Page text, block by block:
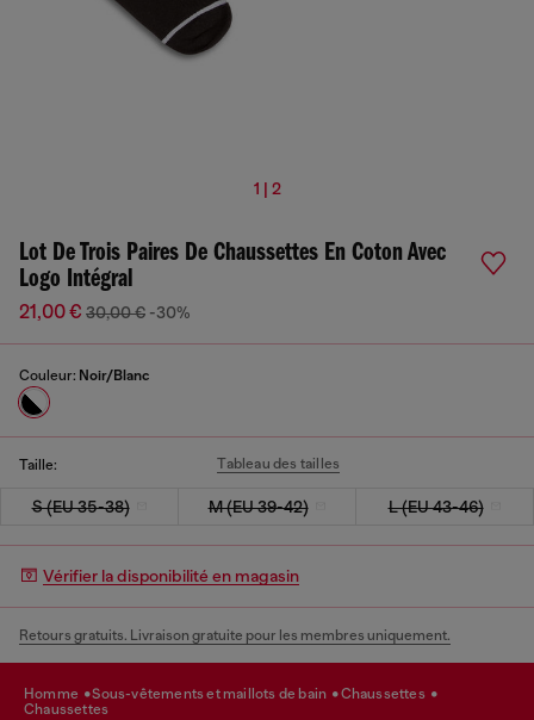
1 | 2
Lot De Trois Paires De Chaussettes En Coton Avec
Logo Intégral
21,00 € 30,00 € -30%
Couleur: Noir/Blanc
Taille: Tableau des tailles
S (EU 35-38) M (EU 39-42) L (EU 43-46)
Vérifier la disponibilité en magasin
Retours gratuits. Livraison gratuite pour les membres uniquement.
homme sous-vêtements et maillots de bain
chaussettes
chaussettes